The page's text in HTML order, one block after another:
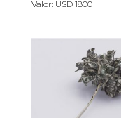
Valor: USD 1800